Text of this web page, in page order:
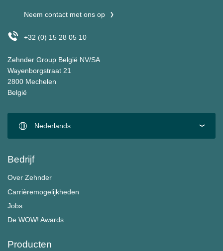
Neem contact met ons op
+32 (0) 15 28 05 10
Zehnder Group België NV/SA
Wayenborgstraat 21
2800 Mechelen
België
Nederlands
Bedrijf
Over Zehnder
Carrièremogelijkheden
Jobs
De WOW! Awards
Producten